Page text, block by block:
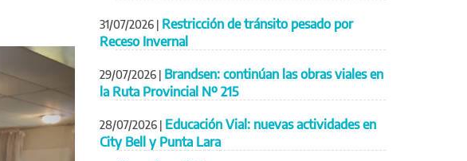
Siguiente
31/07/2026 | Restricción de tránsito pesado por
Receso Invernal
29/07/2026 | Brandsen: continúan las obras viales en
la Ruta Provincial Nº 215
28/07/2026 | Educación Vial: nuevas actividades en
City Bell y Punta Lara